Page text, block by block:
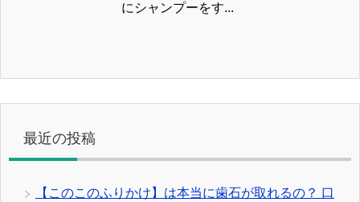
にシャンプーをす...
最近の投稿
【このこのふりかけ】は本当に歯石が取れるの？ 口